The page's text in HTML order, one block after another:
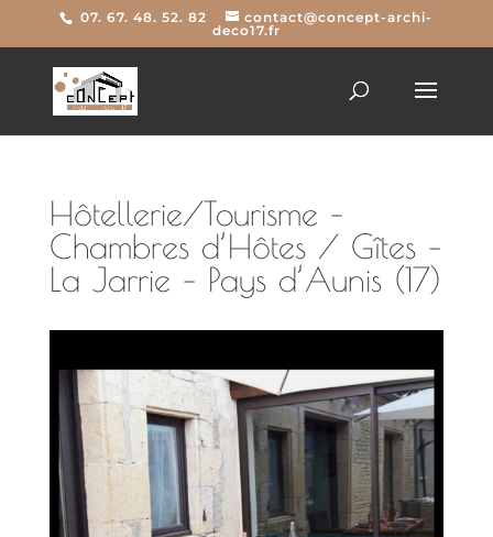
07. 67. 48. 52. 82
contact@concept-archi-
deco17.fr
Hôtellerie/Tourisme –
Chambres d’Hôtes / Gîtes –
La Jarrie – Pays d’Aunis (17)